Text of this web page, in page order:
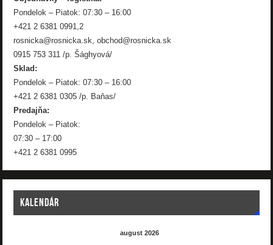
Pondelok – Piatok: 07:30 – 16:00
+421 2 6381 0991,2
rosnicka@rosnicka.sk, obchod@rosnicka.sk
0915 753 311 /p. Šághyová/
Sklad:
Pondelok – Piatok: 07:30 – 16:00
+421 2 6381 0305 /p. Baňas/
Predajňa:
Pondelok – Piatok:
07:30 – 17:00
+421 2 6381 0995
KALENDÁR
august 2026